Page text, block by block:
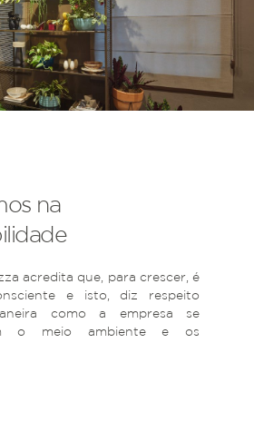
na
acredita que, para crescer, é
e isto, diz respeito
como a empresa se
o meio ambiente e os